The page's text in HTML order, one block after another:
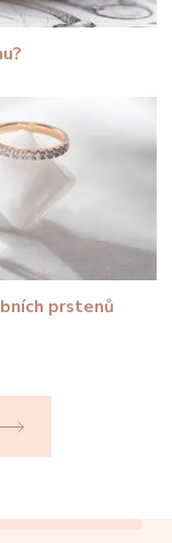
prstenů